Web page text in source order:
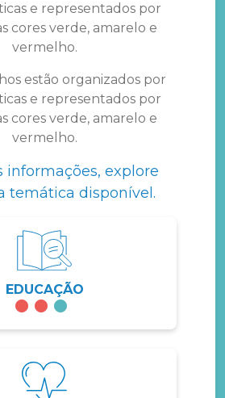
e representados por
cores verde, amarelo e
vermelho.
estão organizados por
e representados por
cores verde, amarelo e
vermelho.
informações, explore
temática disponível.
EDUCAÇÃO